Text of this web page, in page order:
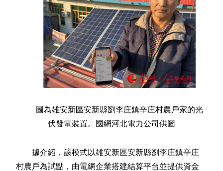
圖為雄安新區安新縣劉李庄鎮辛庄村農戶家的光
伏發電裝置。國網河北電力公司供圖
據介紹，該模式以雄安新區安新縣劉李庄鎮辛庄
村農戶為試點，由電網企業搭建結算平台並提供資金